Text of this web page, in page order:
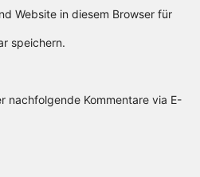
Website in diesem Browser für
speichern.
nachfolgende Kommentare via E-